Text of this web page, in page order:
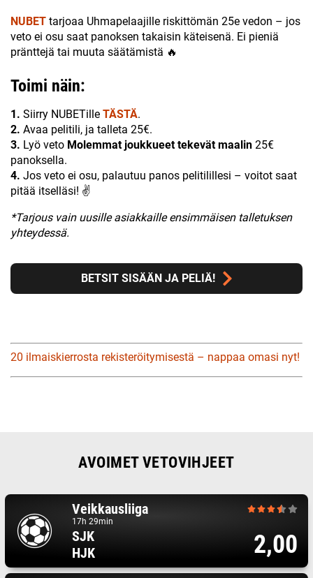
NUBET tarjoaa Uhmapelaajille riskittömän 25e vedon – jos
veto ei osu saat panoksen takaisin käteisenä. Ei pieniä
pränttejä tai muuta säätämistä 🔥
Toimi näin:
1. Siirry NUBETille TÄSTÄ.
2. Avaa pelitili, ja talleta 25€.
3. Lyö veto Molemmat joukkueet tekevät maalin 25€
panoksella.
4. Jos veto ei osu, palautuu panos pelitilillesi – voitot saat
pitää itselläsi! ✌
*Tarjous vain uusille asiakkaille ensimmäisen talletuksen
yhteydessä.
BETSIT SISÄÄN JA PELIÄ!
20 ilmaiskierrosta rekisteröitymisestä – nappaa omasi nyt!
AVOIMET VETOVIHJEET
Veikkausliiga
17h 29min
SJK
HJK
2,00